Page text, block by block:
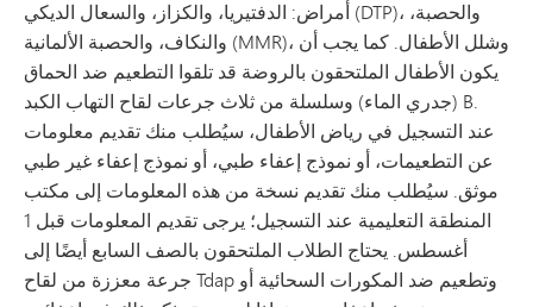
أمراض: الدفتيريا، والكزاز، والسعال الديكي (DTP)، والحصبة،
والنكاف، والحصبة الألمانية (MMR)، وشلل الأطفال. كما يجب أن
يكون الأطفال الملتحقون بالروضة قد تلقوا التطعيم ضد الحماق
(جدري الماء) وسلسلة من ثلاث جرعات لقاح التهاب الكبد B.
عند التسجيل في رياض الأطفال، سيُطلب منك تقديم معلومات
عن التطعيمات، أو نموذج إعفاء طبي، أو نموذج إعفاء غير طبي
موثق. سيُطلب منك تقديم نسخة من هذه المعلومات إلى مكتب
المنطقة التعليمية عند التسجيل؛ يرجى تقديم المعلومات قبل 1
أغسطس. يحتاج الطلاب الملتحقون بالصف السابع أيضًا إلى
جرعة معززة من لقاح Tdap وتطعيم ضد المكورات السحائية أو